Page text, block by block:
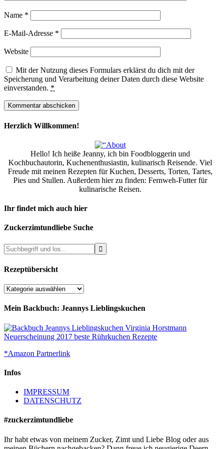
Name *
E-Mail-Adresse *
Website
Mit der Nutzung dieses Formulars erklärst du dich mit der
Speicherung und Verarbeitung deiner Daten durch diese Website
einverstanden. *
Herzlich Willkommen!
Hello! Ich heiße Jeanny, ich bin Foodbloggerin und
Kochbuchautorin, Kuchenenthusiastin, kulinarisch Reisende. Viel
Freude mit meinen Rezepten für Kuchen, Desserts, Torten, Tartes,
Pies und Stullen. Außerdem hier zu finden: Fernweh-Futter für
kulinarische Reisen.
Ihr findet mich auch hier
Zuckerzimtundliebe Suche
Rezeptübersicht
Rezeptübersicht
Mein Backbuch: Jeannys Lieblingskuchen
*Amazon Partnerlink
Infos
IMPRESSUM
DATENSCHUTZ
#zuckerzimtundliebe
Ihr habt etwas von meinem Zucker, Zimt und Liebe Blog oder aus